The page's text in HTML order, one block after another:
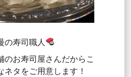
の寿司職人
のお寿司屋さんだからこ
ネタをご用意します！